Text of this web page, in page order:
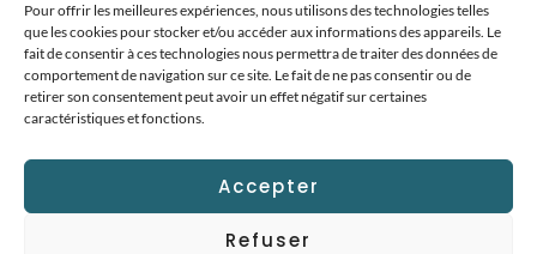
Pour offrir les meilleures expériences, nous utilisons des technologies telles
que les cookies pour stocker et/ou accéder aux informations des appareils. Le
fait de consentir à ces technologies nous permettra de traiter des données de
comportement de navigation sur ce site. Le fait de ne pas consentir ou de
retirer son consentement peut avoir un effet négatif sur certaines
caractéristiques et fonctions.
Accepter
Refuser